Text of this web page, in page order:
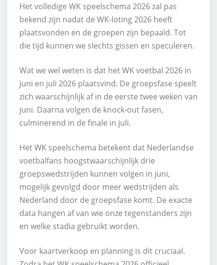
Het volledige WK speelschema 2026 zal pas
bekend zijn nadat de WK-loting 2026 heeft
plaatsvonden en de groepen zijn bepaald. Tot
die tijd kunnen we slechts gissen en speculeren.
Wat we wel weten is dat het WK voetbal 2026 in
juni en juli 2026 plaatsvind. De groepsfase speelt
zich waarschijnlijk af in de eerste twee weken van
juni. Daarna volgen de knock-out fasen,
culminerend in de finale in juli.
Het WK speelschema betekent dat Nederlandse
voetbalfans hoogstwaarschijnlijk drie
groepswedstrijden kunnen volgen in juni,
mogelijk gevolgd door meer wedstrijden als
Nederland door de groepsfase komt. De exacte
data hangen af van wie onze tegenstanders zijn
en welke stadia gebruikt worden.
Voor kaartverkoop en planning is dit cruciaal.